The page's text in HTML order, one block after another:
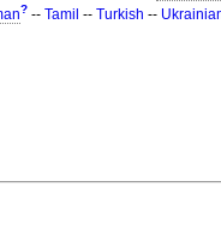
? -- Tamil -- Turkish --